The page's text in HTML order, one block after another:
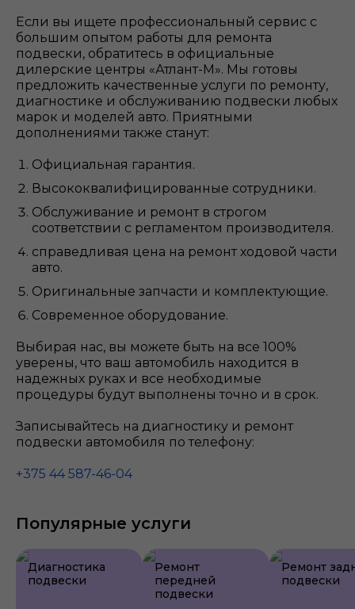
Если вы ищете профессиональный сервис с
большим опытом работы для ремонта
подвески, обратитесь в официальные
дилерские центры «Атлант-М». Мы готовы
предложить качественные услуги по ремонту,
диагностике и обслуживанию подвески любых
марок и моделей авто. Приятными
дополнениями также станут:
Официальная гарантия.
Высококвалифицированные сотрудники.
Обслуживание и ремонт в строгом
соответствии с регламентом производителя.
справедливая цена на ремонт ходовой части
авто.
Оригинальные запчасти и комплектующие.
Современное оборудование.
Выбирая нас, вы можете быть на все 100%
уверены, что ваш автомобиль находится в
надежных руках и все необходимые
процедуры будут выполнены точно и в срок.
Записывайтесь на диагностику и ремонт
подвески автомобиля по телефону:
+375 44 587-46-04
Популярные услуги
Диагностика
подвески
Ремонт
передней
подвески
Ремонт
подвески